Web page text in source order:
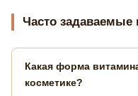
Часто задаваемые
Какая форма
косметике?